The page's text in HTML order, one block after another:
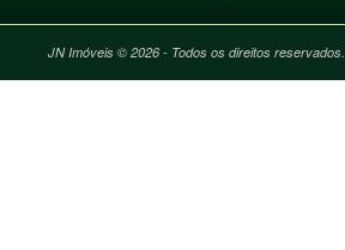
JN Imóveis © 2026 - Todos os direitos reservados.